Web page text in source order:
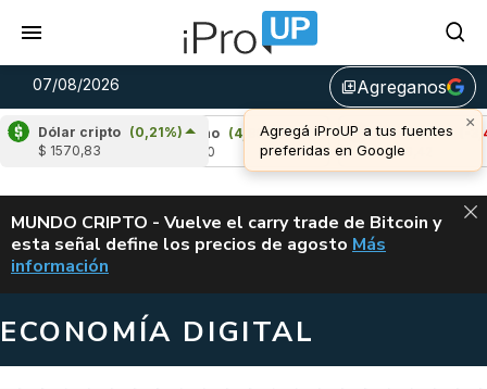
07/08/2026 library_addAgreganos
×
Agregá iProUP a tus fuentes
preferidas en Google
Dólar cripto (0,21%)
$ 1570,83
Cardano
(4,80%)
Avalanche (-
u$s 6,42
ALERTA
MUNDO CRIPTO - Vuelve el carry trade de Bitcoin y
esta señal define los precios de agosto VUELVE EL
Más
información
ECONOMÍA DIGITAL